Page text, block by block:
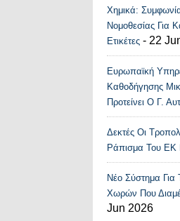
Χημικά:
Νομοθεσίας Για
Ετικέτες - 22
Ευρωπαϊκή
Καθοδήγησης
Προτείνει Ο Γ.
Δεκτές Οι
Ράπισμα Του ΕΚ
Νέο Σύστημα
Χωρών Που
Jun 2026